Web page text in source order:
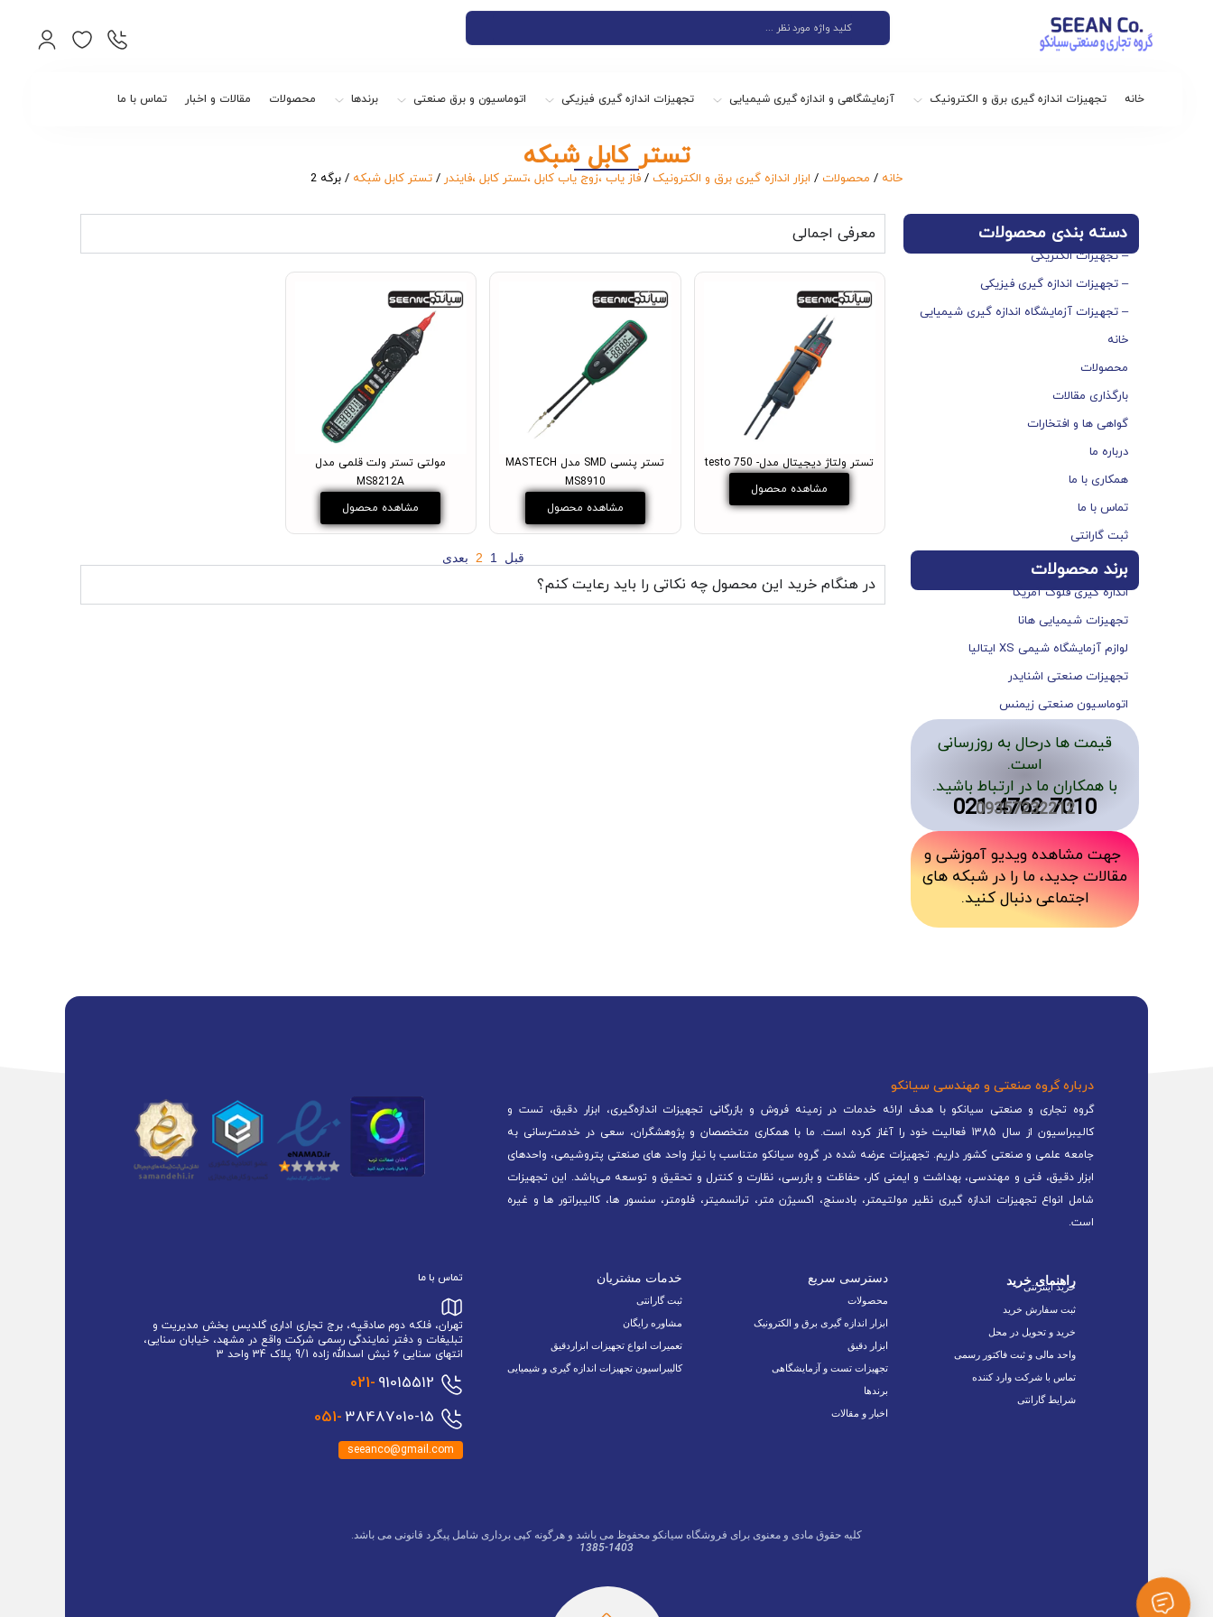
خانه تجهیزات اندازه گیری برق و الکترونیک آزمایشگاهی و اندازه گیری شیمیایی تجهیزات اندازه گیری فیزیکی اتوماسیون و برق صنعتی برندها محصولات مقالات و اخبار تماس با ما
تستر کابل شبکه
خانه / محصولات / ابزار اندازه گیری برق و الکترونیک / فاز یاب ،زوج یاب کابل ،تستر کابل ،فایندر / تستر کابل شبکه / برگه 2
دسته بندی محصولات
– تجهیزات الکتریکی
– تجهیزات اندازه گیری فیزیکی
– تجهیزات آزمایشگاه اندازه گیری شیمیایی
خانه
محصولات
بارگذاری مقالات
گواهی ها و افتخارات
درباره ما
همکاری با ما
تماس با ما
ثبت گارانتی
برند محصولات
اندازه گیری فلوک آمریکا
تجهیزات شیمیایی هانا
لوازم آزمایشگاه شیمی XS ایتالیا
تجهیزات صنعتی اشنایدر
اتوماسیون صنعتی زیمنس
قیمت ها درحال به روزرسانی
است.
با همکاران ما در ارتباط باشید.
7010 4762 021
09357232212
جهت مشاهده ویدیو آموزشی و
مقالات جدید، ما را در شبکه های
اجتماعی دنبال کنید.
معرفی اجمالی
تستر ولتاژ دیجیتال مدل- testo 750
مشاهده محصول
تستر پنسی SMD مدل MASTECH
MS8910
مشاهده محصول
مولتی تستر ولت قلمی مدل
MS8212A
مشاهده محصول
قبل 1
2 بعدی
در هنگام خرید این محصول چه نکاتی را باید رعایت کنم؟
درباره گروه صنعتی و مهندسی سیانکو
گروه تجاری و صنعتی سیانکو با هدف ارائه خدمات در زمینه فروش و بازرگانی تجهیزات اندازه‌گیری، ابزار دقیق، تست و
کالیبراسیون از سال 1385 فعالیت خود را آغاز کرده است. ما با همکاری متخصصان و پژوهشگران، سعی در خدمت‌رسانی به
جامعه علمی و صنعتی کشور داریم. تجهیزات عرضه شده در گروه سیانکو متناسب با نیاز واحد های صنعتی پتروشیمی، واحدهای
ابزار دقیق، فنی و مهندسی، بهداشت و ایمنی کار، حفاظت و بازرسی، نظارت و کنترل و تحقیق و توسعه می‌باشد. این تجهیزات
شامل انواع تجهیزات اندازه گیری نظیر مولتیمتر، بادسنج، اکسیژن متر، ترانسمیتر، فلومتر، سنسور ها، کالیبراتور ها و غیره
است.
راهنمای خرید
خرید اینترنتی
ثبت سفارش خرید
خرید و تحویل در محل
واحد مالی و ثبت فاکتور رسمی
تماس با شرکت وارد کننده
شرایط گارانتی
دسترسی سریع
محصولات
ابزار اندازه گیری برق و الکترونیک
ابزار دقیق
تجهیزات تست و آزمایشگاهی
برندها
اخبار و مقالات
خدمات مشتریان
ثبت گارانتی
مشاوره رایگان
تعمیرات انواع تجهیزات ابزاردقیق
کالیبراسیون تجهیزات اندازه گیری و شیمیایی
تماس با ما
تهران، فلکه دوم صادقیه، برج تجاری اداری گلدیس بخش مدیریت و
تبلیغات و دفتر نمایندگی رسمی شرکت واقع در مشهد، خیابان سنایی،
انتهای سنایی 6 نبش اسدالله زاده 9/1 پلاک 34 واحد 3
021- 91015512
051- 38487010-15
seeanco@gmail.com
کلیه حقوق مادی و معنوی برای فروشگاه سیانکو محفوظ می باشد و هرگونه کپی برداری شامل پیگرد قانونی می باشد.
1385-1403